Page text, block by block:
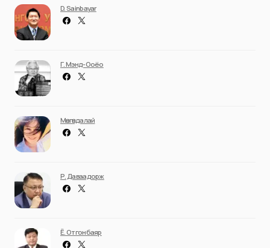
D. Sainbayar
Г. Мэнд-Ооёо
Мөнгөндалай
Р. Даваадорж
Ё. Отгонбаяр